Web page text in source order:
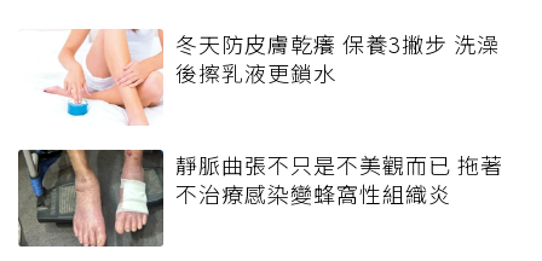
冬天防皮膚乾癢 保養3撇步 洗澡
後擦乳液更鎖水
靜脈曲張不只是不美觀而已 拖著
不治療感染變蜂窩性組織炎